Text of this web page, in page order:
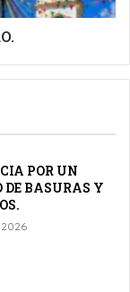
POR UN
DE BASURAS Y
2026